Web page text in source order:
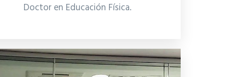
Doctor en Educación Física.